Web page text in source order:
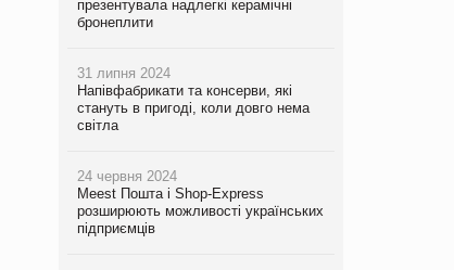
презентувала надлегкі керамічні
бронеплити
31 липня 2024
Напівфабрикати та консерви, які
стануть в пригоді, коли довго нема
світла
24 червня 2024
Meest Пошта і Shop-Express
розширюють можливості українських
підприємців